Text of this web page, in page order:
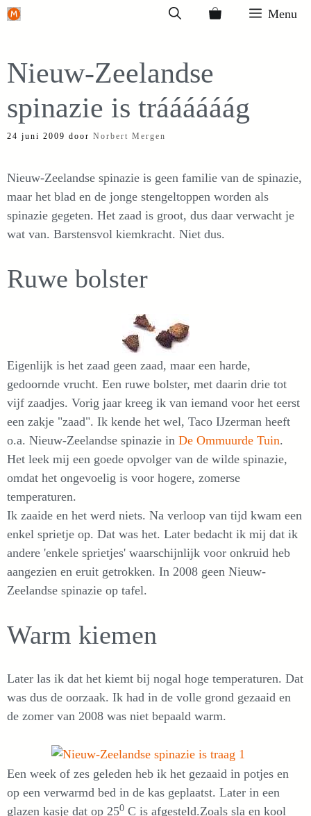
Ga
inhoud
Menu
Nieuw-Zeelandse
spinazie is tráááááág
24 juni 2009 door Norbert Mergen
Nieuw-Zeelandse spinazie is geen familie van de spinazie,
maar het blad en de jonge stengeltoppen worden als
spinazie gegeten. Het zaad is groot, dus daar verwacht je
wat van. Barstensvol kiemkracht. Niet dus.
Ruwe bolster
Eigenlijk is het zaad geen zaad, maar een harde,
gedoornde vrucht. Een ruwe bolster, met daarin drie tot
vijf zaadjes. Vorig jaar kreeg ik van iemand voor het eerst
een zakje "zaad". Ik kende het wel, Taco IJzerman heeft
o.a. Nieuw-Zeelandse spinazie in De Ommuurde Tuin.
Het leek mij een goede opvolger van de wilde spinazie,
omdat het ongevoelig is voor hogere, zomerse
temperaturen.
Ik zaaide en het werd niets. Na verloop van tijd kwam een
enkel sprietje op. Dat was het. Later bedacht ik mij dat ik
andere 'enkele sprietjes' waarschijnlijk voor onkruid heb
aangezien en eruit getrokken. In 2008 geen Nieuw-
Zeelandse spinazie op tafel.
Warm kiemen
Later las ik dat het kiemt bij nogal hoge temperaturen. Dat
was dus de oorzaak. Ik had in de volle grond gezaaid en
de zomer van 2008 was niet bepaald warm.
Een week of zes geleden heb ik het gezaaid in potjes en
op een verwarmd bed in de kas geplaatst. Later in een
glazen kasje dat op 250 C is afgesteld.Zoals sla en kool